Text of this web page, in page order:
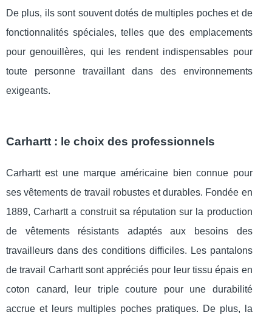
De plus, ils sont souvent dotés de multiples poches et de
fonctionnalités spéciales, telles que des emplacements
pour genouillères, qui les rendent indispensables pour
toute personne travaillant dans des environnements
exigeants.
Carhartt : le choix des professionnels
Carhartt est une marque américaine bien connue pour
ses vêtements de travail robustes et durables. Fondée en
1889, Carhartt a construit sa réputation sur la production
de vêtements résistants adaptés aux besoins des
travailleurs dans des conditions difficiles. Les pantalons
de travail Carhartt sont appréciés pour leur tissu épais en
coton canard, leur triple couture pour une durabilité
accrue et leurs multiples poches pratiques. De plus, la